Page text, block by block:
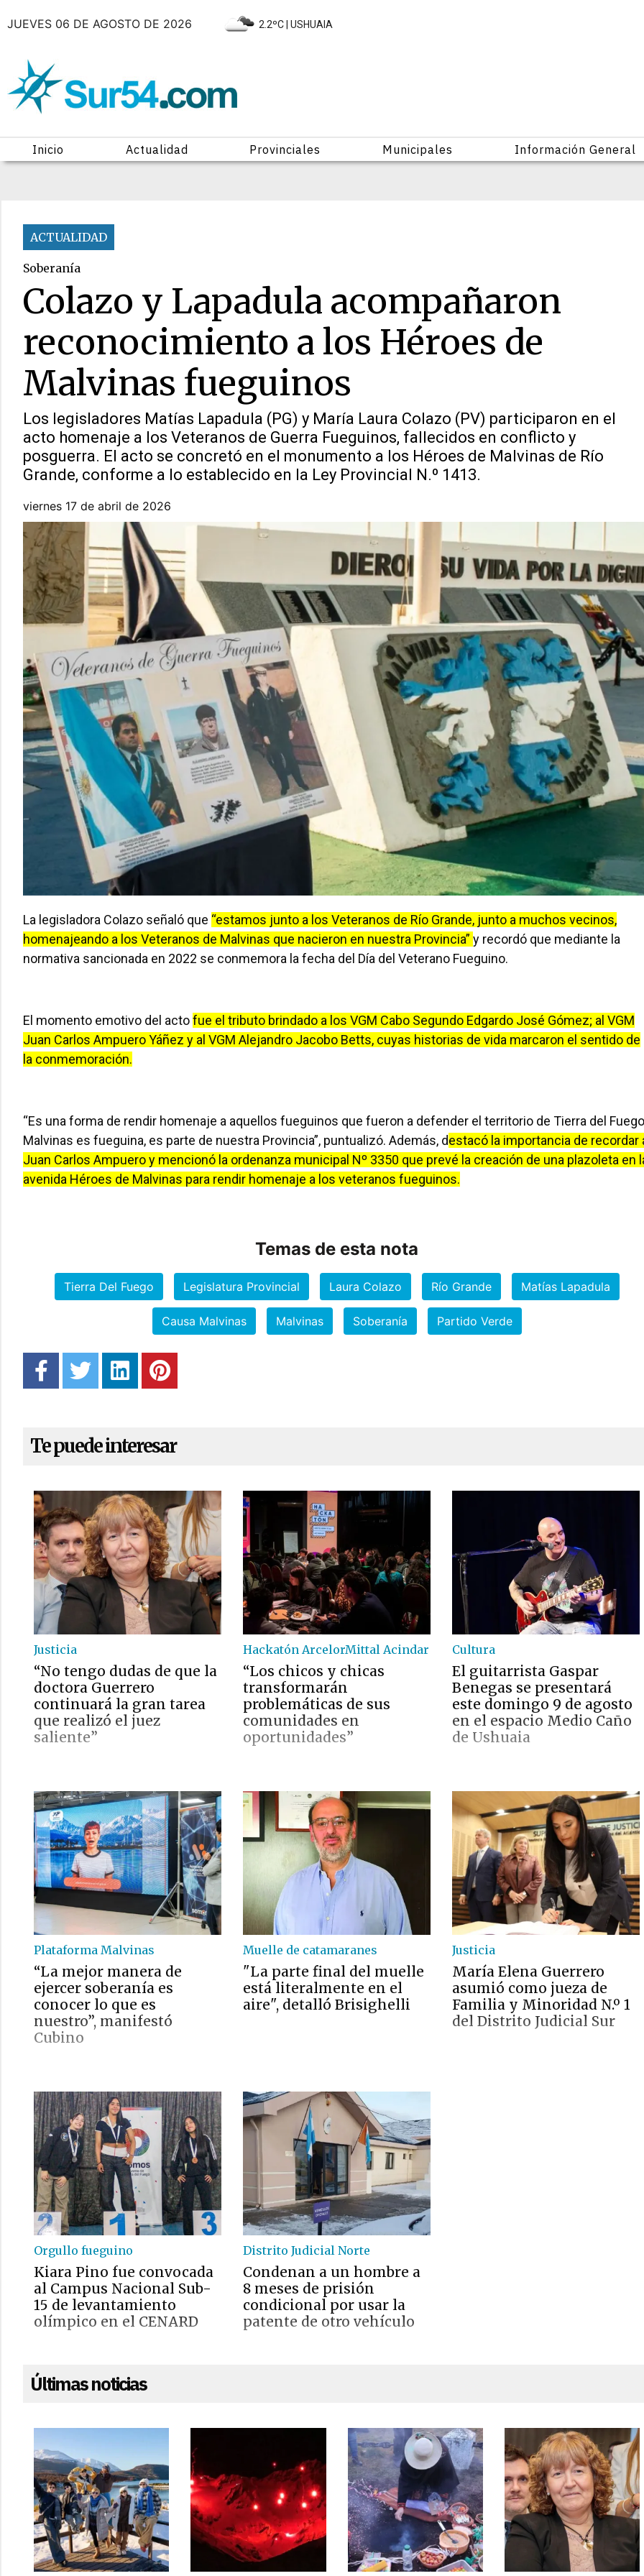
JUEVES 06 DE AGOSTO DE 2026 2.2ºC | USHUAIA
Inicio Actualidad Provinciales Municipales Información General
ACTUALIDAD
Soberanía
Colazo y Lapadula acompañaron
reconocimiento a los Héroes de
Malvinas fueguinos
Los legisladores Matías Lapadula (PG) y María Laura Colazo (PV) participaron en el
acto homenaje a los Veteranos de Guerra Fueguinos, fallecidos en conflicto y
posguerra. El acto se concretó en el monumento a los Héroes de Malvinas de Río
Grande, conforme a lo establecido en la Ley Provincial N.º 1413.
viernes 17 de abril de 2026
La legisladora Colazo señaló que “estamos junto a los Veteranos de Río Grande, junto a muchos vecinos,
homenajeando a los Veteranos de Malvinas que nacieron en nuestra Provincia” y recordó que mediante la
normativa sancionada en 2022 se conmemora la fecha del Día del Veterano Fueguino.
El momento emotivo del actofue el tributo brindado a los VGM Cabo Segundo Edgardo José Gómez; al VGM
Juan Carlos Ampuero Yáñez y al VGM Alejandro Jacobo Betts, cuyas historias de vida marcaron el sentido de
la conmemoración.
“Es una forma de rendir homenaje a aquellos fueguinos que fueron a defender el territorio de Tierra del
Malvinas es fueguina, es parte de nuestra Provincia”, puntualizó. Además, destacó la importancia de recordar
Juan Carlos Ampuero y mencionó la ordenanza municipal Nº 3350 que prevé la creación de una plazoleta en
avenida Héroes de Malvinas para rendir homenaje a los veteranos fueguinos.
Temas de esta nota
Tierra Del Fuego Legislatura Provincial Laura Colazo Río Grande Matías Lapadula
Causa Malvinas Malvinas Soberanía Partido Verde
Te puede interesar
Justicia
“No tengo dudas de que la
doctora Guerrero
continuará la gran tarea
que realizó el juez
saliente”
Hackatón ArcelorMittal Acindar
“Los chicos y chicas
transformarán
problemáticas de sus
comunidades en
oportunidades”
Cultura
El guitarrista Gaspar
Benegas se presentará
este domingo 9 de agosto
en el espacio Medio Caño
de Ushuaia
Plataforma Malvinas
“La mejor manera de
ejercer soberanía es
conocer lo que es
nuestro”, manifestó
Cubino
Muelle de catamaranes
"La parte final del muelle
está literalmente en el
aire", detalló Brisighelli
Justicia
María Elena Guerrero
asumió como jueza de
Familia y Minoridad N.º 1
del Distrito Judicial Sur
Orgullo fueguino
Kiara Pino fue convocada
al Campus Nacional Sub-
15 de levantamiento
olímpico en el CENARD
Distrito Judicial Norte
Condenan a un hombre a
8 meses de prisión
condicional por usar la
patente de otro vehículo
Últimas noticias